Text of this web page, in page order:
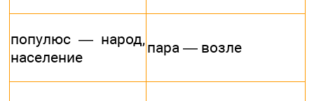
популюс — народ,
население
пара — возле